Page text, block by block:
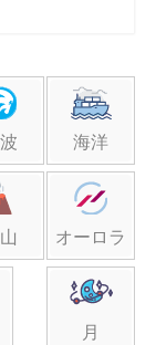
海洋
オーロラ
月